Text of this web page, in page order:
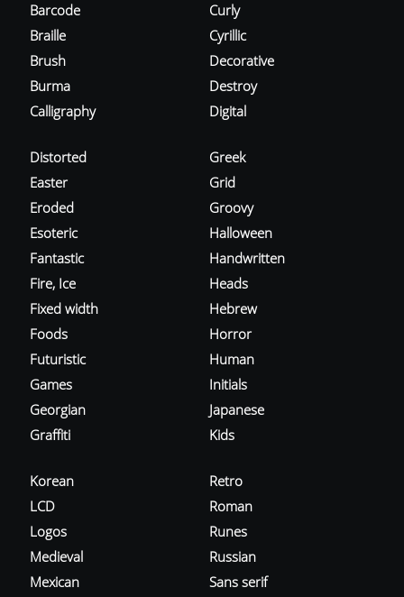
Barcode
Braille
Brush
Burma
Calligraphy
Curly
Cyrillic
Decorative
Destroy
Digital
Distorted
Easter
Eroded
Esoteric
Fantastic
Fire, Ice
Fixed width
Foods
Futuristic
Games
Georgian
Graffiti
Greek
Grid
Groovy
Halloween
Handwritten
Heads
Hebrew
Horror
Human
Initials
Japanese
Kids
Korean
LCD
Logos
Medieval
Mexican
Retro
Roman
Runes
Russian
Sans serif